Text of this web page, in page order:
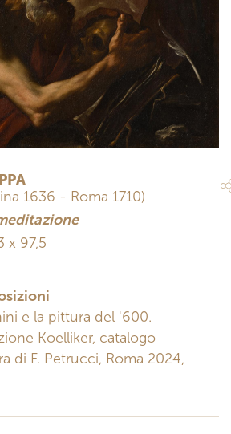
1636 - Roma 1710)
x 97,5
e la pittura del '600.
Koelliker, catalogo
di F. Petrucci, Roma 2024,